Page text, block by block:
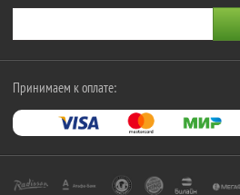
Принимаем к оплате: